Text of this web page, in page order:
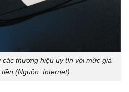
thương hiệu uy tín với mức giá
(Nguồn: Internet)